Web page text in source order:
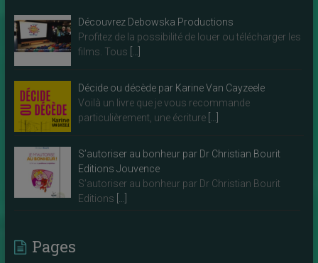
Découvrez Debowska Productions
Profitez de la possibilité de louer ou télécharger les
films. Tous
Décide ou décède par Karine Van Cayzeele
Voilà un livre que je vous recommande
particulièrement, une écriture
S’autoriser au bonheur par Dr Christian Bourit
Editions Jouvence
S’autoriser au bonheur par Dr Christian Bourit
Editions
Pages